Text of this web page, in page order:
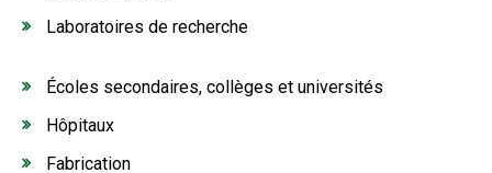
Laboratoires de recherche
Écoles secondaires, collèges et universités
Hôpitaux
Fabrication